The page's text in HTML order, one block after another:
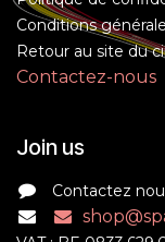
Conditions
Retour au site du
Contactez-nous
Join us
Contactez